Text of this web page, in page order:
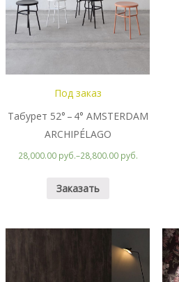
Под заказ
Табурет 52° – 4° AMSTERDAM
ARCHIPÉLAGO
28,000.00 руб.–28,800.00 руб.
Заказать